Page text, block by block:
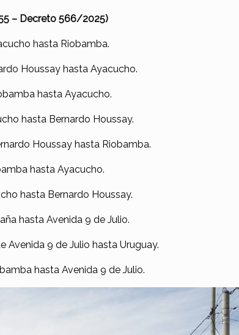
– Decreto 566/2025)
hasta Riobamba.
Houssay hasta Ayacucho.
hasta Ayacucho.
hasta Bernardo Houssay.
Houssay hasta Riobamba.
hasta Ayacucho.
hasta Bernardo Houssay.
hasta Avenida 9 de Julio.
Avenida 9 de Julio hasta Uruguay.
hasta Avenida 9 de Julio.